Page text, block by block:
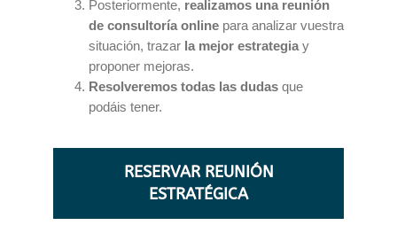
Posteriormente, realizamos una reunión
de consultoría online para analizar vuestra
situación, trazar la mejor estrategia y
proponer mejoras.
Resolveremos todas las dudas que
podáis tener.
RESERVAR REUNIÓN
ESTRATÉGICA